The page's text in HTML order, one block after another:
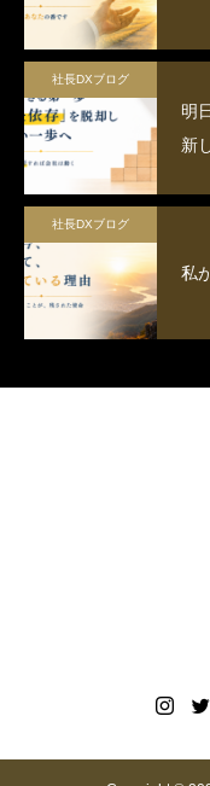
社長DXブログ
明
新
社長DXブログ
私